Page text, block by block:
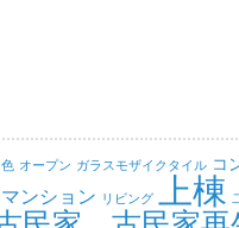
オープン ガラスモザイクタイル コ
マンション リビング 上棟